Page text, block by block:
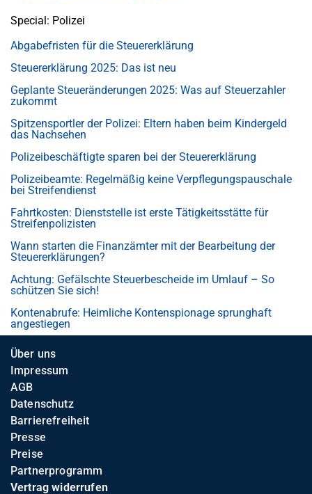
Special: Polizei
Abgabefristen für die Steuererklärung
Steuererklärung 2025: Das ist neu
Geplante Steueränderungen 2025: Was auf Steuerzahler
zukommt
Spitzensportler der Polizei: Eltern haben beim Kindergeld
das Nachsehen
Polizeibeschäftigte sparen bei der Steuererklärung
Polizeibeamte: Regelmäßig keine Verpflegungspauschale
bei Streifendienst
Fahrtkosten: Dienststelle ist erste Tätigkeitsstätte für
Streifenpolizisten
Wann starten die Finanzämter mit der Bearbeitung der
Steuererklärungen?
Achtung: Gefälschte Steuerbescheide im Umlauf – So
schützen Sie sich!
Kontenabrufe: Heimliche Kontenspionage sprunghaft
angestiegen
Über uns
Impressum
AGB
Datenschutz
Barrierefreiheit
Presse
Preise
Partnerprogramm
Vertrag widerrufen